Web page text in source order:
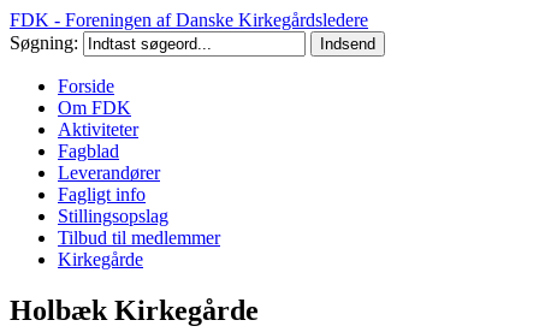
FDK - Foreningen af Danske Kirkegårdsledere
Søgning:
Forside
Om FDK
Aktiviteter
Fagblad
Leverandører
Fagligt info
Stillingsopslag
Tilbud til medlemmer
Kirkegårde
Holbæk Kirkegårde